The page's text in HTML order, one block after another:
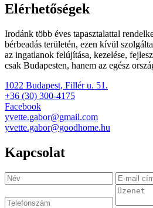
Elérhetőségek
Irodánk több éves tapasztalattal
bérbeadás területén, ezen kívül
az ingatlanok felújítása, kezelése,
csak Budapesten, hanem az egész
1022 Budapest, Fillér u. 51.
+36 (30) 300-4175
Facebook
yvette.gabor@gmail.com
yvette.gabor@goodhome.hu
Kapcsolat